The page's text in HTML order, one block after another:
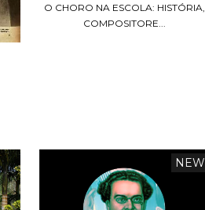
O CHORO NA ESCOLA: HISTÓRIA,
COMPOSITORE...
NEW